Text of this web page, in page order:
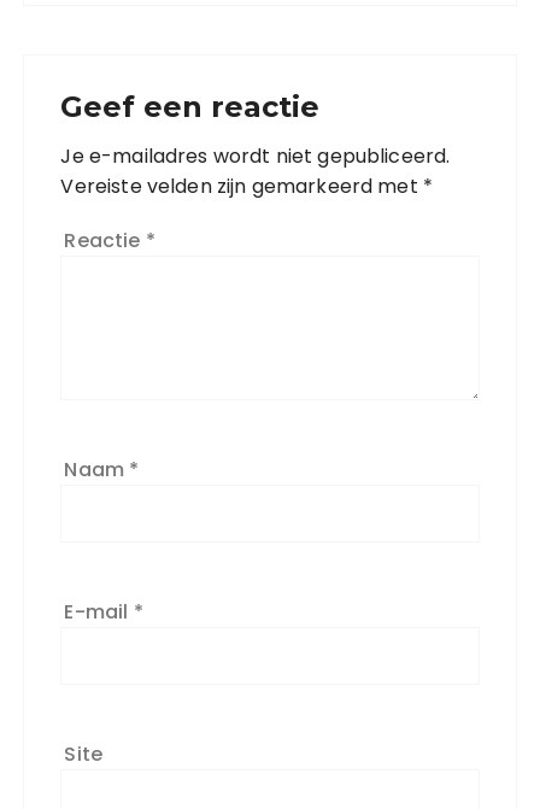
Geef een reactie
Je e-mailadres wordt niet gepubliceerd.
Vereiste velden zijn gemarkeerd met *
Reactie *
Naam *
E-mail *
Site